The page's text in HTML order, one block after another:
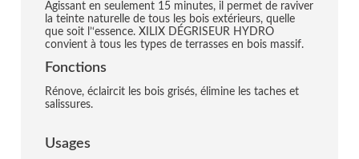
Agissant en seulement 15 minutes, il permet de raviver
la teinte naturelle de tous les bois extérieurs, quelle
que soit l’‘essence. XILIX DÉGRISEUR HYDRO
convient à tous les types de terrasses en bois massif.
Fonctions
Rénove, éclaircit les bois grisés, élimine les taches et
salissures.
Usages